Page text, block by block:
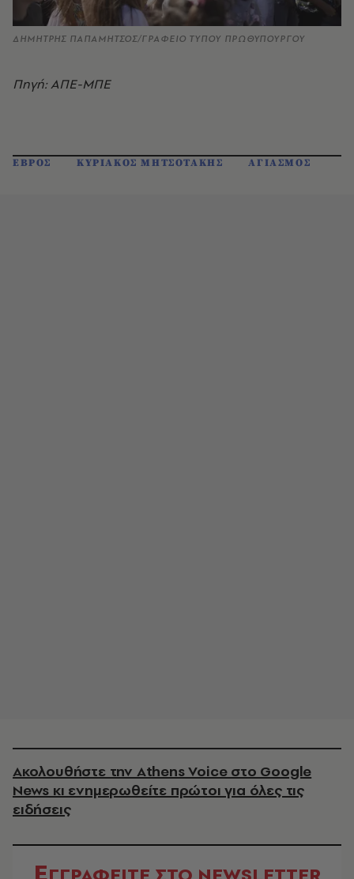
ΔΗΜΗΤΡΗΣ ΠΑΠΑΜΗΤΣΟΣ/ΓΡΑΦΕΙΟ ΤΥΠΟΥ ΠΡΩΘΥΠΟΥΡΓΟΥ
Πηγή: ΑΠΕ-ΜΠΕ
ΕΒΡΟΣ ΚΥΡΙΑΚΟΣ ΜΗΤΣΟΤΑΚΗΣ ΑΓΙΑΣΜΟΣ
Ακολουθήστε την Athens Voice στο Google
News κι ενημερωθείτε πρώτοι για όλες τις
ειδήσεις